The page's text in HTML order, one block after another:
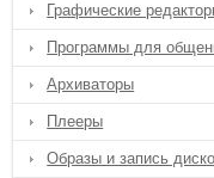
Графические
Программы для
Архиваторы
Плееры
Образы и запись